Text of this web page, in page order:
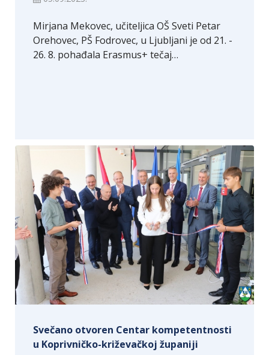
Mirjana Mekovec, učiteljica OŠ Sveti Petar
Orehovec, PŠ Fodrovec, u Ljubljani je od 21. -
26. 8. pohađala Erasmus+ tečaj…
Svečano otvoren Centar kompetentnosti
u Koprivničko-križevačkoj županiji